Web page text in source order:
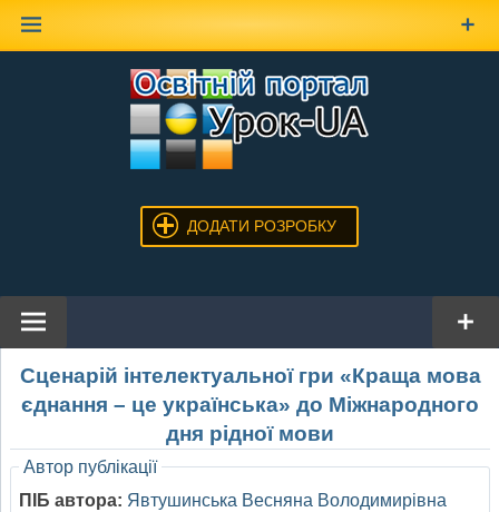
ДОДАТИ РОЗРОБКУ
Сценарій інтелектуальної гри «Краща мова
єднання – це українська» до Міжнародного
дня рідної мови
Автор публікації
ПІБ автора: Явтушинська Весняна Володимирівна